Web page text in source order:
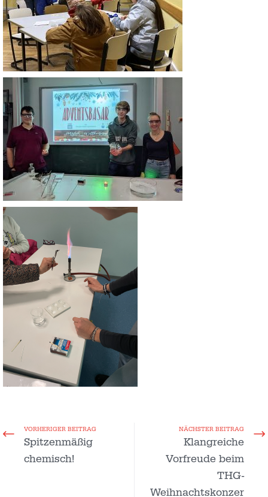
VORHERIGER BEITRAG
Spitzenmäßig
chemisch!
NÄCHSTER BEITRAG
Klangreiche
Vorfreude beim
THG-
Weihnachtskonzer